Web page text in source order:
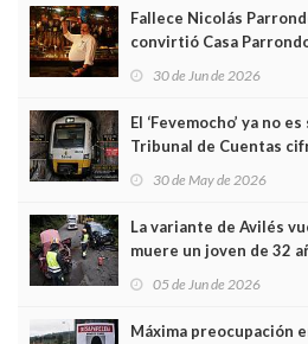
Fallece Nicolás
convirtió Casa
Asturias en Madrid
30 de Jun de 2026
El ‘Fevemocho’ ya no
Tribunal de Cuentas
sobrecoste de los
30 de May de 2026
La variante de Avilés
muere un joven de 32
frontal
05 de Jun de 2026
Máxima preocupación